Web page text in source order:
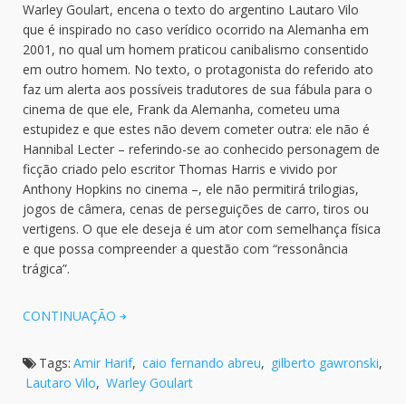
Warley Goulart, encena o texto do argentino Lautaro Vilo
que é inspirado no caso verídico ocorrido na Alemanha em
2001, no qual um homem praticou canibalismo consentido
em outro homem. No texto, o protagonista do referido ato
faz um alerta aos possíveis tradutores de sua fábula para o
cinema de que ele, Frank da Alemanha, cometeu uma
estupidez e que estes não devem cometer outra: ele não é
Hannibal Lecter – referindo-se ao conhecido personagem de
ficção criado pelo escritor Thomas Harris e vivido por
Anthony Hopkins no cinema –, ele não permitirá trilogias,
jogos de câmera, cenas de perseguições de carro, tiros ou
vertigens. O que ele deseja é um ator com semelhança física
e que possa compreender a questão com “ressonância
trágica”.
CONTINUAÇÃO
Tags: Amir Harif, caio fernando abreu, gilberto gawronski,
Lautaro Vilo, Warley Goulart